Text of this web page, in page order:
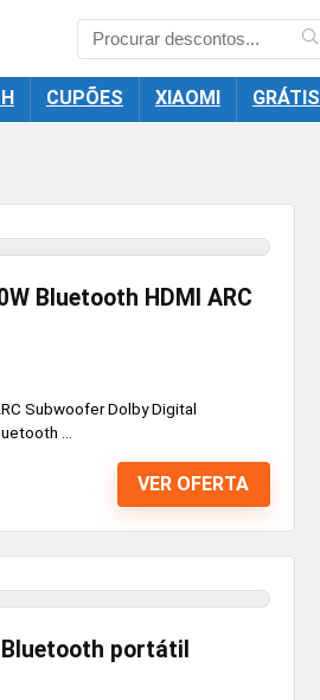
CUPÕES XIAOMI GRÁTIS
Bluetooth HDMI ARC
Subwoofer Dolby Digital
...
VER OFERTA
portátil